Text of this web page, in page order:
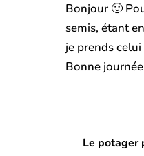
Bonjour 🙂
semis, étant
je prends
Bonne
Le potager